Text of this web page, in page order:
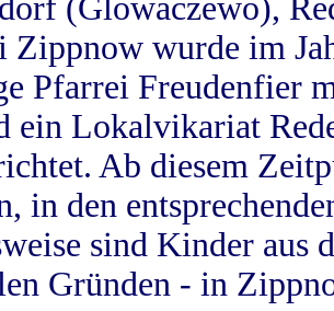
(Glowaczewo),
Zippnow wurde im
Pfarrei Freudenfier
ein Lokalvikariat
Ab diesem
in den
sind Kinder aus
Gründen - in